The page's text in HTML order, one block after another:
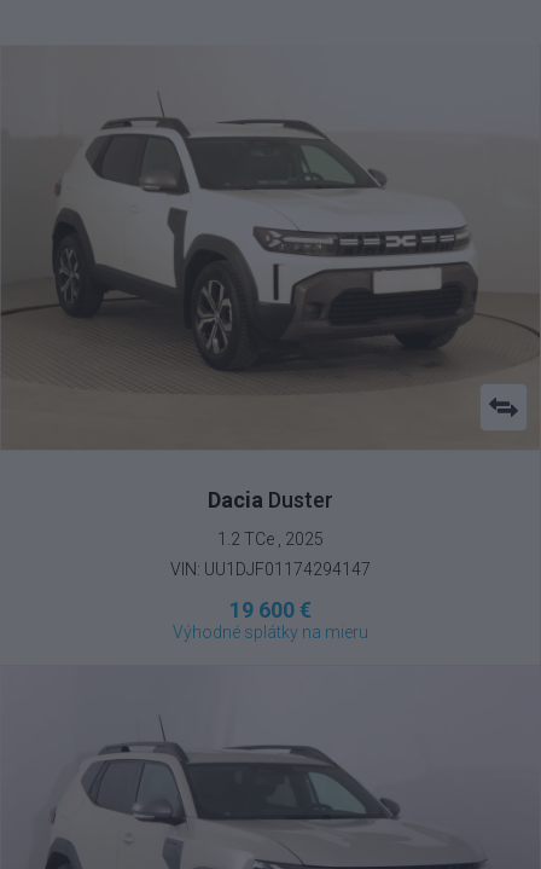
Dacia Duster
1.2 TCe , 2025
VIN: UU1DJF01174294147
19 600 €
Výhodné splátky na mieru